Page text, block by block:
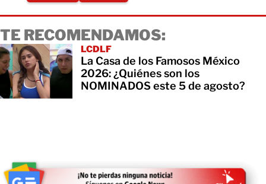
TE RECOMENDAMOS:
LCDLF
La Casa de los Famosos México
2026: ¿Quiénes son los
NOMINADOS este 5 de agosto?